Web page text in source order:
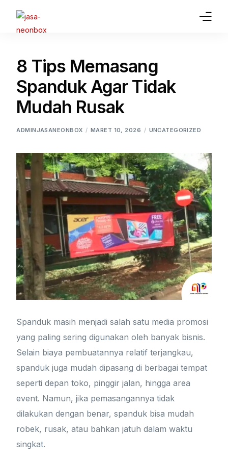
8 Tips Memasang
Spanduk Agar Tidak
Mudah Rusak
ADMINJASANEONBOX MARET 10, 2026 UNCATEGORIZED
Spanduk masih menjadi salah satu media promosi
yang paling sering digunakan oleh banyak bisnis.
Selain biaya pembuatannya relatif terjangkau,
spanduk juga mudah dipasang di berbagai tempat
seperti depan toko, pinggir jalan, hingga area
event. Namun, jika pemasangannya tidak
dilakukan dengan benar, spanduk bisa mudah
robek, rusak, atau bahkan jatuh dalam waktu
singkat.
Jasa Pembuatan Neon Box
Gallery
Contact Us